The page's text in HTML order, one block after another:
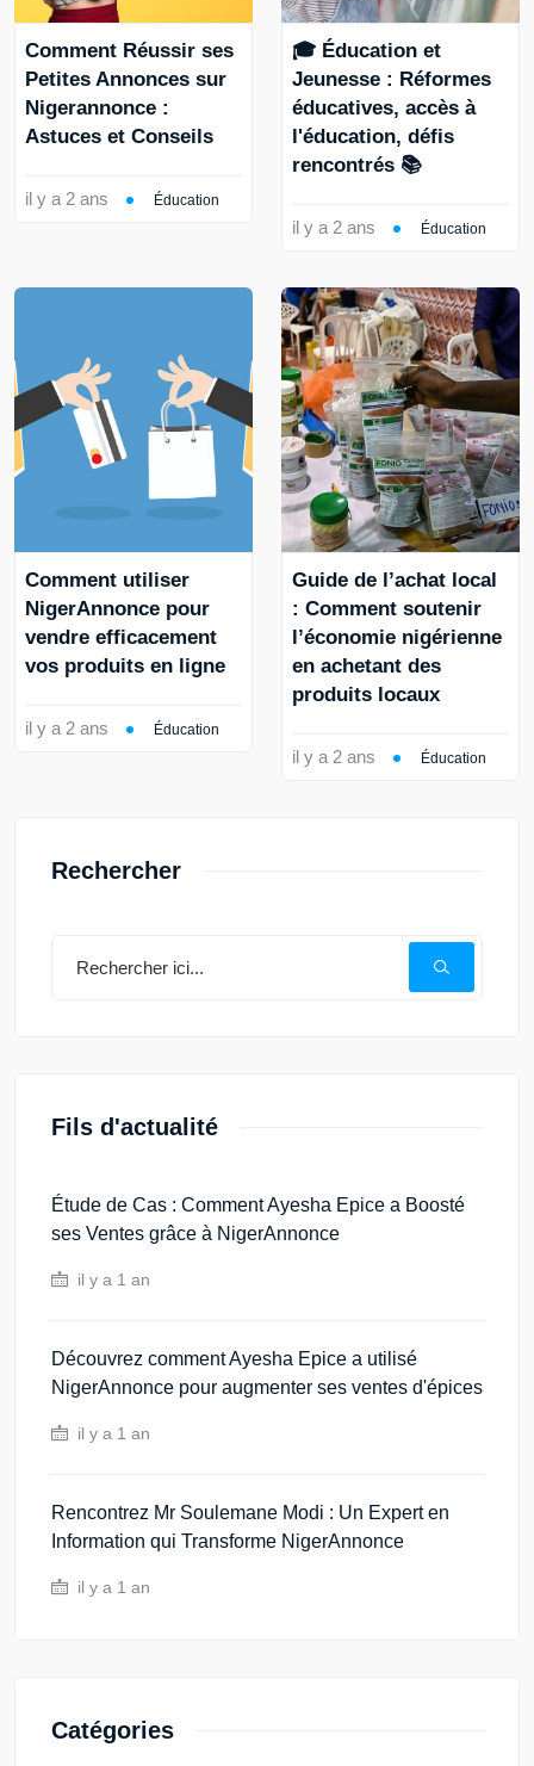
Comment Réussir ses
Petites Annonces sur
Nigerannonce :
Astuces et Conseils
il y a 2 ans Éducation
🎓 Éducation et
Jeunesse : Réformes
éducatives, accès à
l'éducation, défis
rencontrés 📚
il y a 2 ans Éducation
Comment utiliser
NigerAnnonce pour
vendre efficacement
vos produits en ligne
il y a 2 ans Éducation
Guide de l’achat local
: Comment soutenir
l’économie nigérienne
en achetant des
produits locaux
il y a 2 ans Éducation
Rechercher
Fils d'actualité
Étude de Cas : Comment Ayesha Epice a Boosté
ses Ventes grâce à NigerAnnonce
il y a 1 an
Découvrez comment Ayesha Epice a utilisé
NigerAnnonce pour augmenter ses ventes d'épices
il y a 1 an
Rencontrez Mr Soulemane Modi : Un Expert en
Information qui Transforme NigerAnnonce
il y a 1 an
Catégories